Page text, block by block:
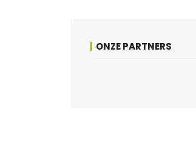
ONZE PARTNERS